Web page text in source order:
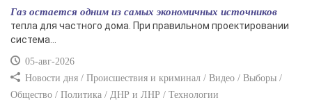
Газ остается одним из самых экономичных источников
тепла для частного дома. При правильном проектировании
система...
05-авг-2026
Новости дня / Происшествия и криминал / Видео / Выборы /
Общество / Политика / ДНР и ЛНР / Технологии